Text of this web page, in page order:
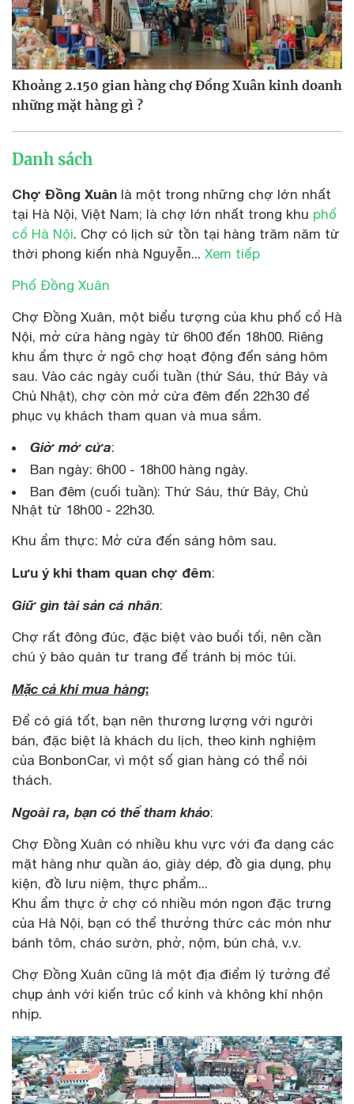
Khoảng 2.150 gian hàng chợ Đồng Xuân kinh doanh
những mặt hàng gì ?
Danh sách
Chợ Đồng Xuân là một trong những chợ lớn nhất
tại Hà Nội, Việt Nam; là chợ lớn nhất trong khu phố
cổ Hà Nội. Chợ có lịch sử tồn tại hàng trăm năm từ
thời phong kiến nhà Nguyễn... Xem tiếp
Phố Đồng Xuân
Chợ Đồng Xuân, một biểu tượng của khu phố cổ Hà
Nội, mở cửa hàng ngày từ 6h00 đến 18h00. Riêng
khu ẩm thực ở ngõ chợ hoạt động đến sáng hôm
sau. Vào các ngày cuối tuần (thứ Sáu, thứ Bảy và
Chủ Nhật), chợ còn mở cửa đêm đến 22h30 để
phục vụ khách tham quan và mua sắm.
Giờ mở cửa:
Ban ngày: 6h00 - 18h00 hàng ngày.
Ban đêm (cuối tuần): Thứ Sáu, thứ Bảy, Chủ
Nhật từ 18h00 - 22h30.
Khu ẩm thực: Mở cửa đến sáng hôm sau.
Lưu ý khi tham quan chợ đêm:
Giữ gìn tài sản cá nhân:
Chợ rất đông đúc, đặc biệt vào buổi tối, nên cần
chú ý bảo quản tư trang để tránh bị móc túi.
Mặc cả khi mua hàng:
Để có giá tốt, bạn nên thương lượng với người
bán, đặc biệt là khách du lịch, theo kinh nghiệm
của BonbonCar, vì một số gian hàng có thể nói
thách.
Ngoài ra, bạn có thể tham khảo:
Chợ Đồng Xuân có nhiều khu vực với đa dạng các
mặt hàng như quần áo, giày dép, đồ gia dụng, phụ
kiện, đồ lưu niệm, thực phẩm...
Khu ẩm thực ở chợ có nhiều món ngon đặc trưng
của Hà Nội, bạn có thể thưởng thức các món như
bánh tôm, cháo sườn, phở, nộm, bún chả, v.v.
Chợ Đồng Xuân cũng là một địa điểm lý tưởng để
chụp ảnh với kiến trúc cổ kính và không khí nhộn
nhịp.